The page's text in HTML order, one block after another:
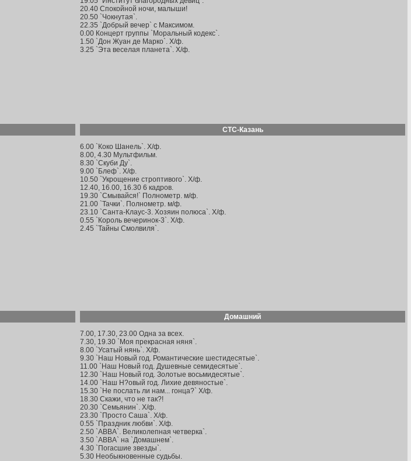
20.40 Спокойной ночи, малыши!
20.50 `Чокнутая`.
22.35 `Добрый вечер` с Максимом.
0.00 Концерт группы `Моральный кодекс`.
1.50 `Дон Жуан де Марко`. Х/ф.
3.25 `Эта веселая планета`. Х/ф.
СТС-Казань
6.00 `Коко Шанель`. Х/ф.
8.00, 4.30 Мультфильм.
8.30 `Скуби Ду`.
9.00 `Блеф`. Х/ф.
10.50 `Укрощение строптивого`. Х/ф.
12.40, 16.00, 16.30 6 кадров.
19.30 `Смывайся!` Полнометр. м/ф.
21.00 `Тачки`. Полнометр. м/ф.
23.10 `Санта-Клаус-3. Хозяин полюса`. Х/ф.
0.55 `Король вечеринок-3`. Х/ф.
2.45 `Тайны Смолвиля`.
Домашний
7.00, 17.30, 23.00 Одна за всех.
7.30, 19.30 `Моя прекрасная няня`.
8.00 `Усатый нянь`. Х/ф.
9.30 `Наш Новый год. Романтические шестидесятые`.
11.00 `Наш Новый год. Душевные семидесятые`.
12.30 `Наш Новый год. Золотые восьмидесятые`.
14.00 `Наш Н?овый год. Лихие девяностые`.
15.30 `Не послать ли нам... гонца?` Х/ф.
18.30 Скажи, что не так?!
20.30 `Семьянин`. Х/ф.
23.30 `Просто Саша`. Х/ф.
0.55 `Праздник любви`. Х/ф.
2.50 `АВВА`. Великолепная четверка`.
3.50 `АВВА` на `Домашнем`.
4.30 `Погасшие звезды`.
5.30 Необыкновенные судьбы.